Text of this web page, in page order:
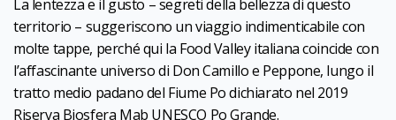
La lentezza e il gusto – segreti della bellezza di questo
territorio – suggeriscono un viaggio indimenticabile con
molte tappe, perché qui la Food Valley italiana coincide con
l’affascinante universo di Don Camillo e Peppone, lungo il
tratto medio padano del Fiume Po dichiarato nel 2019
Riserva Biosfera Mab UNESCO Po Grande.